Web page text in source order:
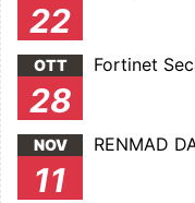
22
OTT
28
Fortinet
NOV
11
RENMAD